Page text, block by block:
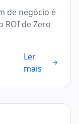
de negócio é
ROI de Zero
Ler
mais